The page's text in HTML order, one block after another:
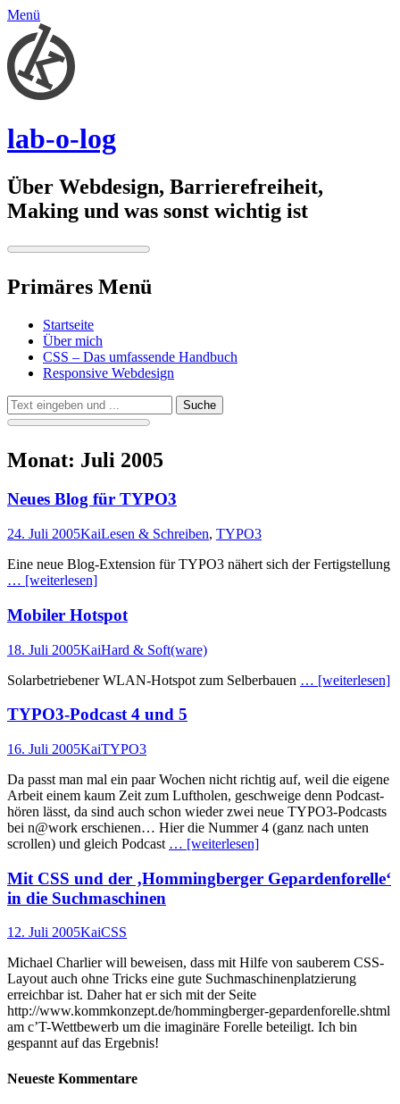
Menü
lab-o-log
Über Webdesign, Barrierefreiheit,
Making und was sonst wichtig ist
Primäres Menü
Springe
zum
Inhalt
Startseite
Über mich
CSS – Das umfassende Handbuch
Responsive Webdesign
Suchen
Suche
nach:
Monat: Juli 2005
Neues Blog für TYPO3
Veröffentlicht
24. Juli 2005Autor
KaiKategorien
Lesen & Schreiben, TYPO3
Eine neue Blog-Extension für TYPO3 nähert sich der Fertigstellung
… [weiterlesen]
Mobiler Hotspot
Veröffentlicht
18. Juli 2005Autor
KaiKategorien
Hard & Soft(ware)
Solarbetriebener WLAN-Hotspot zum Selberbauen … [weiterlesen]
TYPO3-Podcast 4 und 5
Veröffentlicht
16. Juli 2005Autor
KaiKategorien
TYPO3
Da passt man mal ein paar Wochen nicht richtig auf, weil die eigene
Arbeit einem kaum Zeit zum Luftholen, geschweige denn Podcast-
hören lässt, da sind auch schon wieder zwei neue TYPO3-Podcasts
bei n@work erschienen… Hier die Nummer 4 (ganz nach unten
scrollen) und gleich Podcast … [weiterlesen]
Mit CSS und der ‚Hommingberger Gepardenforelle‘
in die Suchmaschinen
Veröffentlicht
12. Juli 2005Autor
KaiKategorien
CSS
Michael Charlier will beweisen, dass mit Hilfe von sauberem CSS-
Layout auch ohne Tricks eine gute Suchmaschinenplatzierung
erreichbar ist. Daher hat er sich mit der Seite
http://www.kommkonzept.de/hommingberger-gepardenforelle.shtml
am c’T-Wettbewerb um die imaginäre Forelle beteiligt. Ich bin
gespannt auf das Ergebnis!
Neueste Kommentare